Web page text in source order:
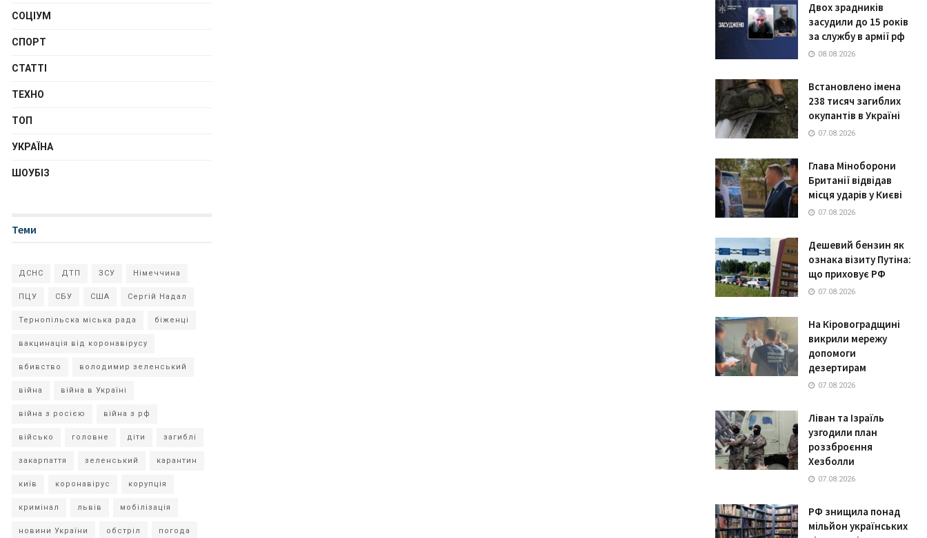
СОЦІУМ
СПОРТ
СТАТТІ
ТЕХНО
ТОП
УКРАЇНА
ШОУБІЗ
Теми
ДСНС ДТП ЗСУ Німеччина
ПЦУ СБУ США Сергій Надал
Тернопільска міська рада біженці
вакцинація від коронавірусу
вбивство володимир зеленський
війна війна в Україні
війна з росією війна з рф
військо головне діти загиблі
закарпаття зеленський карантин
київ коронавірус корупція
кримінал львів мобілізація
новини України обстріл погода
Двох зрадників
засудили до 15 років
за службу в армії рф
08.08.2026
Встановлено імена
238 тисяч загиблих
окупантів в Україні
07.08.2026
Глава Міноборони
Британії відвідав
місця ударів у Києві
07.08.2026
Дешевий бензин як
ознака візиту Путіна:
що приховує РФ
07.08.2026
На Кіровоградщині
викрили мережу
допомоги
дезертирам
07.08.2026
Ліван та Ізраїль
узгодили план
роззброєння
Хезболли
07.08.2026
РФ знищила понад
мільйон українських